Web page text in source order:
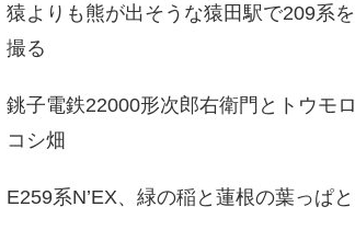
猿よりも熊が出そうな猿田駅で209系を
撮る
銚子電鉄22000形次郎右衛門とトウモロ
コシ畑
E259系N’EX、緑の稲と蓮根の葉っぱと